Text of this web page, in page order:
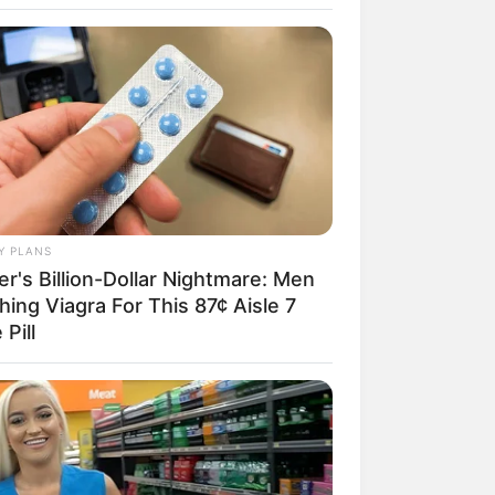
kann eine Ausstellung zur
des Landkreises Rotenburg
zeigen Künstler aus dem In- und
über die Malerei bis hin zur
Internetsuche.
Wechselausstellungen über die
die Berührungen mit diesen
IFICAH.
im Kreis Rotenburg (Wümme),
Umgebung bzw.
PLANS
Billion-Dollar Nightmare: Men
Viagra For This 87¢ Aisle 7
Pill